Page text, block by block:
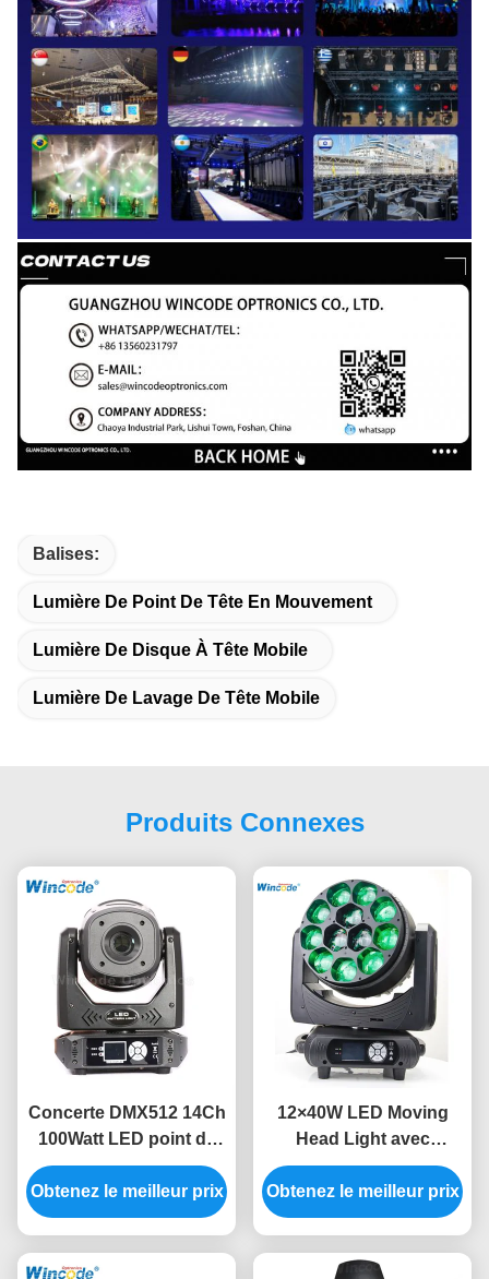
Balises:
Lumière De Point De Tête En Mouvement
Lumière De Disque À Tête Mobile
Lumière De Lavage De Tête Mobile
Produits Connexes
Concerte DMX512 14Ch
100Watt LED point de
déplacement de la tête
de lumière
Obtenez le meilleur prix
12×40W LED Moving
Head Light avec
fonction de pixel Zoom
Effets de lavage par
faisceau
Obtenez le meilleur prix